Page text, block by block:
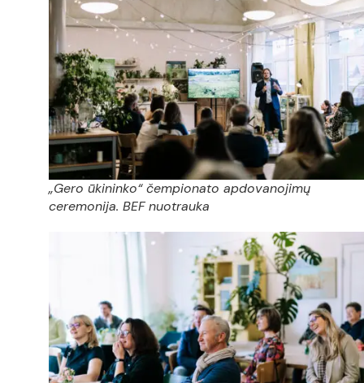
„Gero ūkininko“ čempionato apdovanojimų
ceremonija. BEF nuotrauka